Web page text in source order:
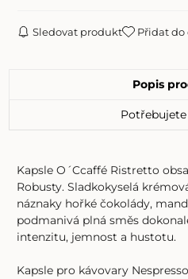
Sledovat produkt Přidat
Popis
Kapsle O´Ccaffé Ristretto
Robusty. Sladkokyselá
náznaky hořké čokolády,
podmanivá plná směs
intenzitu, jemnost a hustotu.
Kapsle pro kávovary